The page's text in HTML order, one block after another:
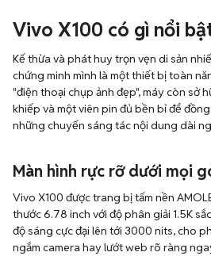
Vivo X100 có gì nổi
Kế thừa và phát huy trọn vẹn di sản
chứng minh mình là một thiết bị toàn
"điện thoại chụp ảnh đẹp", máy còn sở
khiếp và một viên pin đủ bền bỉ để
những chuyến sáng tác nội dung dài
Màn hình rực rỡ dưới mọi
Vivo X100 được trang bị tấm nền
thước 6.78 inch với độ phân giải 1.5K
độ sáng cực đại lên tới 3000 nits, cho
ngắm camera hay lướt web rõ ràng